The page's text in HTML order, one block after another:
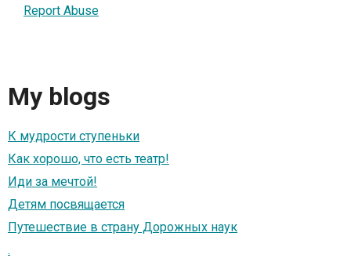
Report Abuse
My blogs
К мудрости ступеньки
Как хорошо, что есть театр!
Иди за мечтой!
Детям посвящается
Путешествие в страну Дорожных наук
.